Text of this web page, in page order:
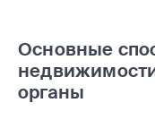
Основные
органы